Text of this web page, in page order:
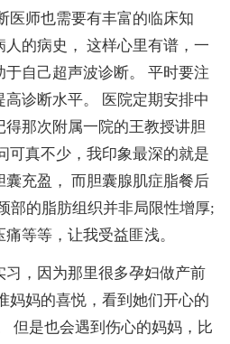
医师也需要有丰富的临床知
的病史， 这样心里有谱，一
自己超声波诊断。 平时要注
诊断水平。 医院定期安排中
得那次附属一院的王教授讲胆
可真不少，我印象最深的就是
充盈， 而胆囊腺肌症脂餐后
部的脂肪组织并非局限性增厚;
等等，让我受益匪浅。
，因为那里很多孕妇做产前
妈妈的喜悦，看到她们开心的
但是也会遇到伤心的妈妈，比